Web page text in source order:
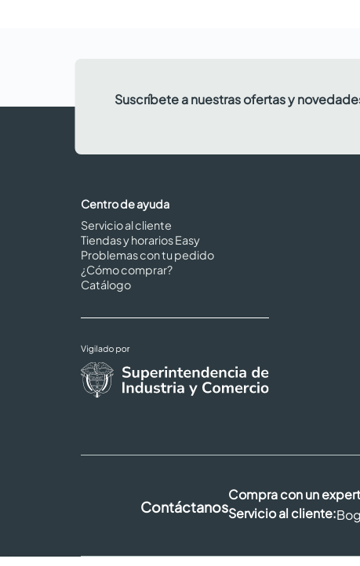
Suscríbete a nuestras ofertas y
Centro de ayuda
Servicio al cliente
Tiendas y horarios Easy
Problemas con tu pedido
¿Cómo comprar?
Catálogo
Contáctanos
Compra con un
Servicio al cliente: